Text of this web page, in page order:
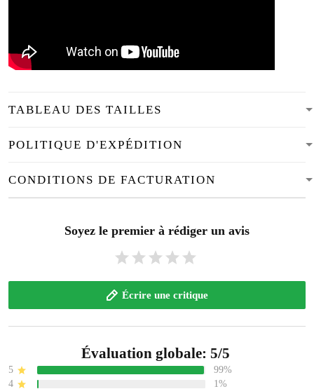
TABLEAU DES TAILLES
POLITIQUE D'EXPÉDITION
CONDITIONS DE FACTURATION
Soyez le premier à rédiger un avis
Écrire une critique
Évaluation globale: 5/5
5
99%
4
1%